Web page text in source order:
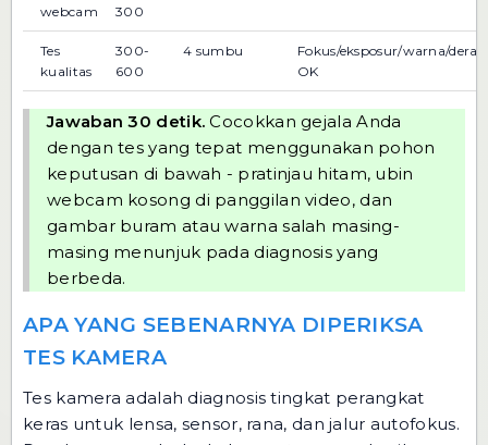
webcam
300
Tes
kualitas
300-
600
4 sumbu
Fokus/eksposur/warna/derau
OK
Jawaban 30 detik. Cocokkan gejala Anda
dengan tes yang tepat menggunakan pohon
keputusan di bawah - pratinjau hitam, ubin
webcam kosong di panggilan video, dan
gambar buram atau warna salah masing-
masing menunjuk pada diagnosis yang
berbeda.
APA YANG SEBENARNYA DIPERIKSA
TES KAMERA
Tes kamera adalah diagnosis tingkat perangkat
keras untuk lensa, sensor, rana, dan jalur autofokus.